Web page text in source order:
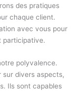
des pratiques
chaque client.
avec vous pour
participative.
polyvalence.
divers aspects,
Ils sont capables